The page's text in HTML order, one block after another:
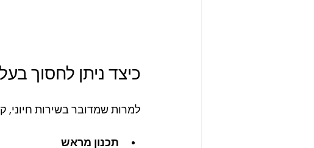
כיצד ניתן לחסוך
למרות שמדובר בשירות חיוני,
תכנון מראש